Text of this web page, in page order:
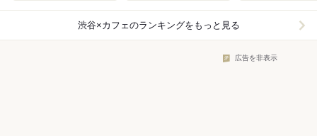
渋谷×カフェのランキングをもっと見る
広告を非表示